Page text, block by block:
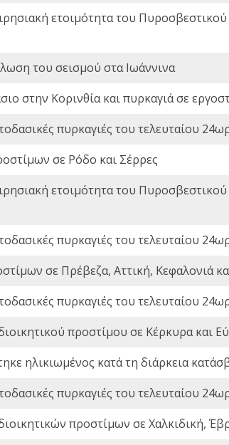
ετοιμότητα του
του σεισμού στα Ιωάννινα
στην Κορινθία και πυρκαγιά σε
πυρκαγιές του τελευταίου
σε Ρόδο και Σέρρες
ετοιμότητα του
πυρκαγιές του τελευταίου
σε Πρέβεζα, Αττική, Κεφαλονιά
πυρκαγιές του τελευταίου
προστίμου σε Κέρκυρα και
ηλικιωμένος κατά τη διάρκεια
πυρκαγιές του τελευταίου
προστίμων σε Χαλκιδική,